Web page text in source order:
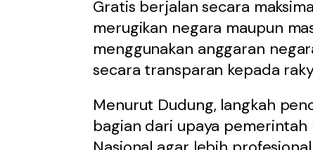
Gratis berjalan secara
merugikan negara maupun
menggunakan anggaran
secara transparan kepada
Menurut Dudung, langkah
bagian dari upaya